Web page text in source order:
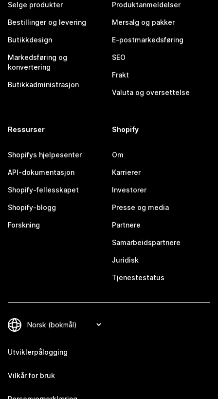
Selge produkter
Bestillinger og levering
Butikkdesign
Markedsføring og
konvertering
Butikkadministrasjon
Produktanmeldelser
Mersalg og pakker
E-postmarkedsføring
SEO
Frakt
Valuta og oversettelse
Ressurser
Shopifys hjelpesenter
API-dokumentasjon
Shopify-fellesskapet
Shopify-blogg
Forskning
Shopify
Om
Karrierer
Investorer
Presse og media
Partnere
Samarbeidspartnere
Juridisk
Tjenestestatus
Utviklerpålogging
Vilkår for bruk